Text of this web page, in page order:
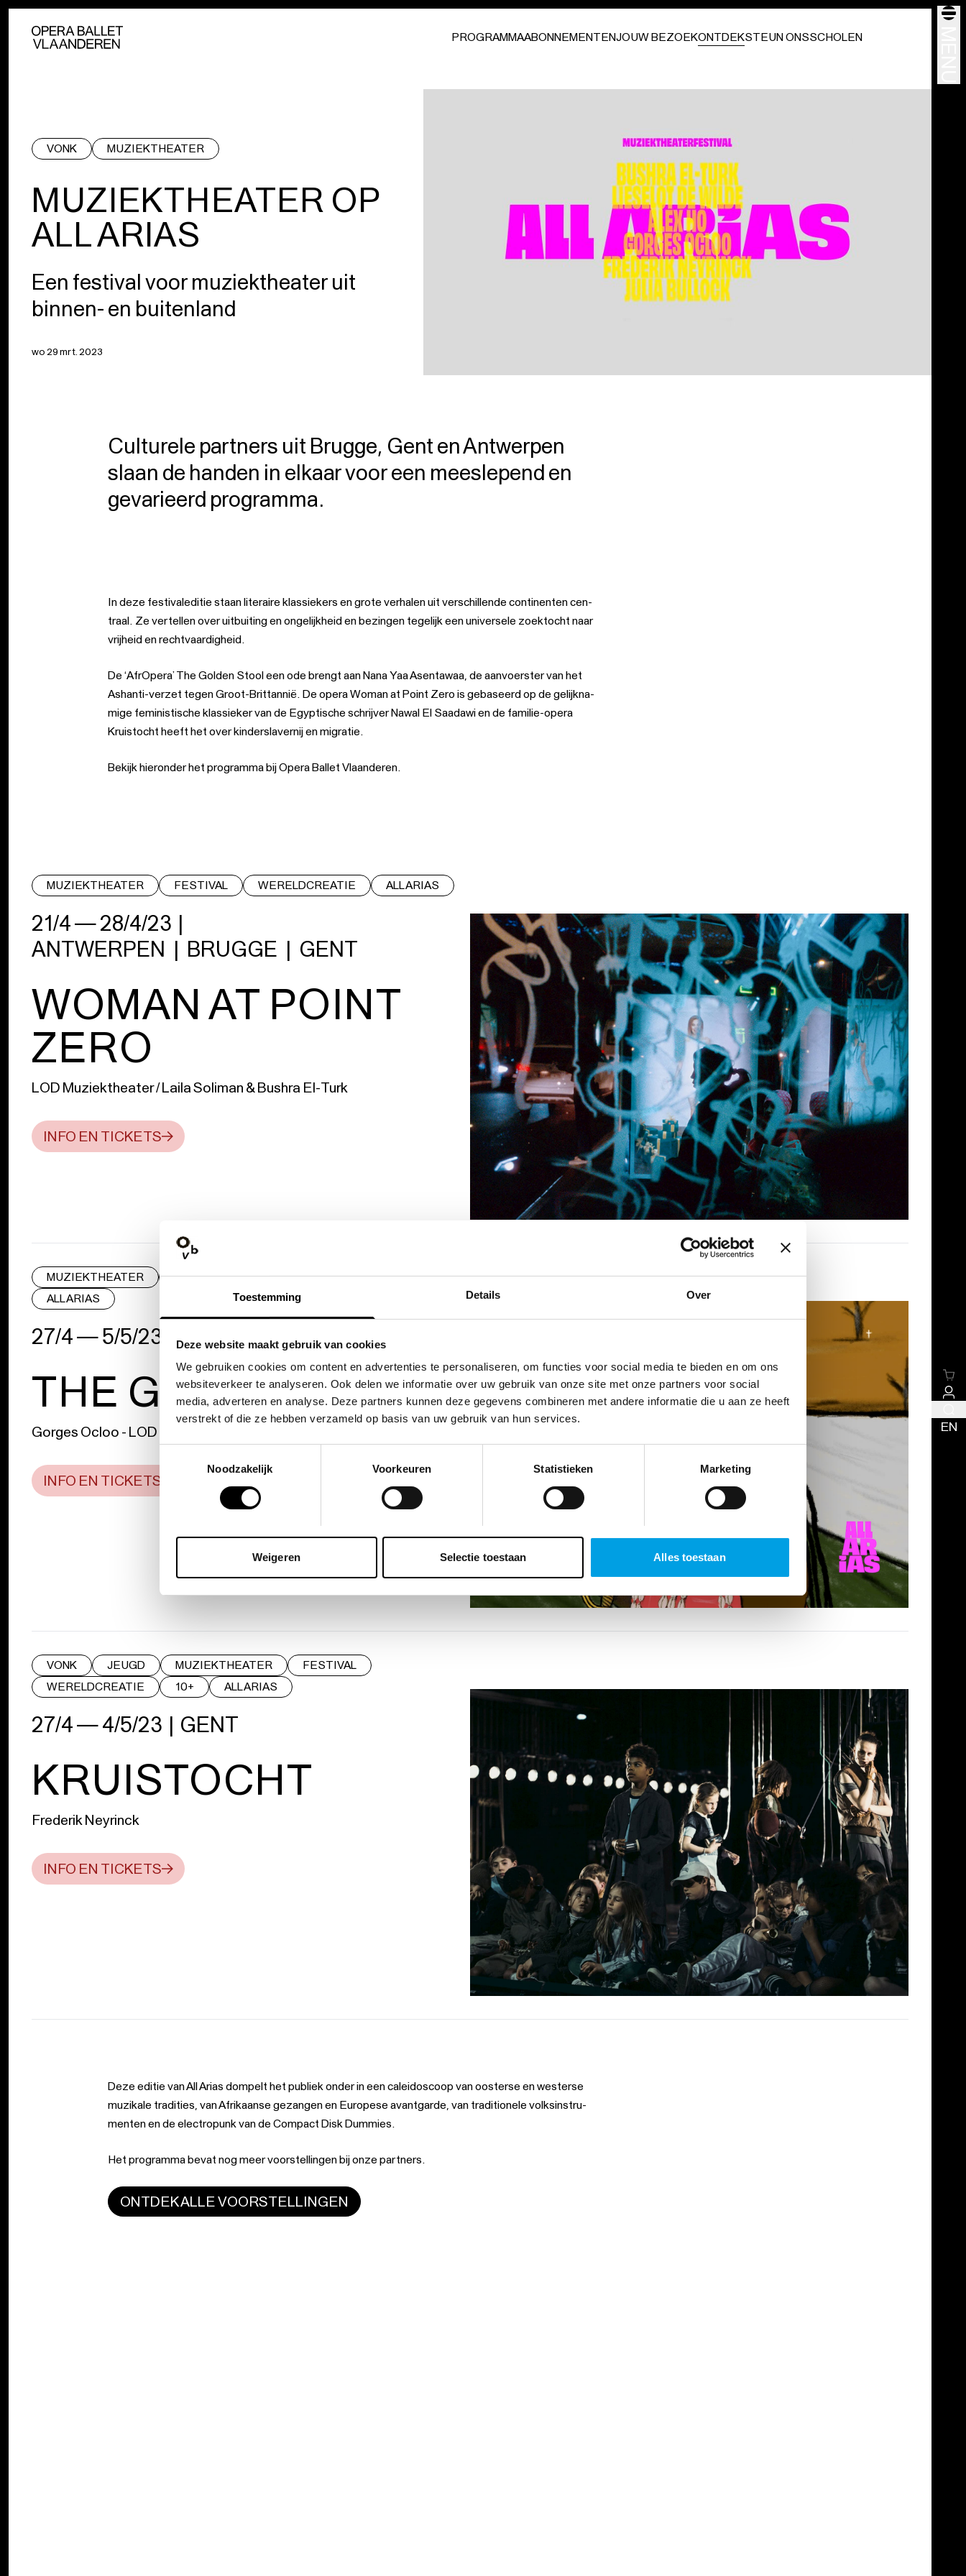
Toestemming Details Over
Deze website maakt gebruik van cookies
We gebruiken cookies om content en advertenties te personaliseren, om functies voor social media te bieden en om ons
websiteverkeer te analyseren. Ook delen we informatie over uw gebruik van onze site met onze partners voor social
media, adverteren en analyse. Deze partners kunnen deze gegevens combineren met andere informatie die u aan ze heeft
verstrekt of die ze hebben verzameld op basis van uw gebruik van hun services.
Noodzakelijk
Voorkeuren Statistieken Marketing
Weigeren Selectie toestaan Alles toestaan
PROGRAMMAABONNEMENTENJOUW BEZOEKONTDEKSTEUN ONSSCHOLEN
VONK MUZIEKTHEATER
MUZIEKTHEATER OP
ALL ARIAS
Een festival voor muziektheater uit
binnen- en buitenland
wo 29 mrt. 2023
Culturele part­ners uit Brugge, Gent en Antwerpen
slaan de han­den in elkaar voor een mee­sle­pend en
geva­ri­eerd pro­gram­ma.
In deze fes­ti­va­le­di­tie staan lite­rai­re klas­sie­kers en gro­te ver­ha­len uit ver­schil­len­de con­ti­nen­ten cen­
traal. Ze ver­tel­len over uit­bui­ting en onge­lijk­heid en bezin­gen tege­lijk een uni­ver­se­le zoek­tocht naar
vrij­heid en recht­vaar­dig­heid.
De ​‘AfrOpera’ The Golden Stool een ode brengt aan Nana Yaa Asentawaa, de aan­voer­ster van het
Ashanti-ver­zet tegen Groot-Brittannië. De ope­ra Woman at Point Zero is geba­seerd op de gelijk­na­
mi­ge femi­nis­ti­sche klas­sie­ker van de Egyptische schrij­ver Nawal El Saadawi en de fami­lie-ope­ra
Kruistocht heeft het over kin­der­sla­ver­nij en migra­tie.
Bekijk hieronder het programma bij Opera Ballet Vlaanderen.
MUZIEKTHEATER FESTIVAL WERELDCREATIE ALL ARIAS
21/4 — 28/4/23 |
ANTWERPEN | BRUGGE | GENT
WOMAN AT POINT
ZERO
LOD Muziektheater / Laila Soliman & Bushra El-Turk
INFO EN TICKETS
MUZIEKTHEATER VONK FESTIVAL
WERELDCREATIE
ALL ARIAS
27/4 — 5/5/23 ANTWERPEN | GENT
THE GOLDEN STOOL
Gorges Ocloo - LOD muziektheater
INFO EN TICKETS
VONK JEUGD MUZIEKTHEATER
FESTIVAL
WERELDCREATIE
10+ ALL ARIAS
27/4 — 4/5/23 | GENT
KRUISTOCHT
Frederik Neyrinck
INFO EN TICKETS
Deze edi­tie van All Arias dom­pelt het publiek onder in een calei­do­scoop van oos­ter­se en wes­ter­se
muzi­ka­le tra­di­ties, van Afrikaanse gezan­gen en Europese avant­gar­de, van tra­di­ti­o­ne­le volks­in­stru­
men­ten en de elec­trop­unk van de Compact Disk Dummies.
Het programma bevat nog meer voorstellingen bij onze partners.
ONTDEK ALLE VOORSTELLINGEN
EN